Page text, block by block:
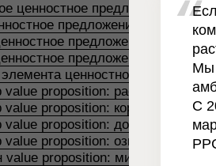
ценностное предложение?
предложение не
предложение vs
предложение vs
ценностного
proposition: расширение
proposition: коротко, ярко и
proposition: доставка с
proposition: озвучивание
proposition: миссия контента
Мы
С